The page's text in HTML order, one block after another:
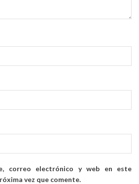
correo electrónico y web en este
vez que comente.